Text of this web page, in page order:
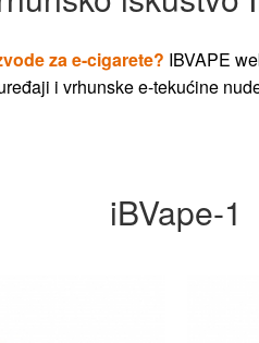
za e-cigarete? IBVAPE
i vrhunske e-tekućine
iBVape-1